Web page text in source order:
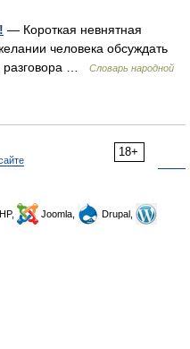
— Короткая невнятная
человека обсуждать
разговора …
Словарь народной
18+
Joomla,
Drupal,